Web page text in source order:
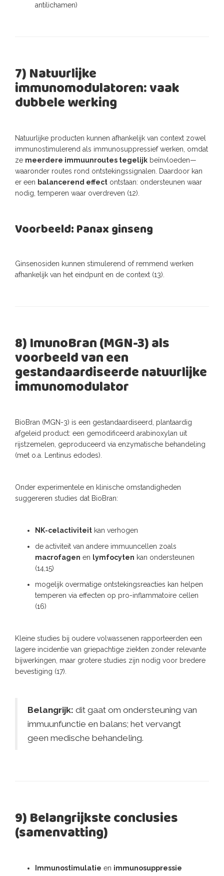
antilichamen)
7) Natuurlijke
immunomodulatoren: vaak
dubbele werking
Natuurlijke producten kunnen afhankelijk van context zowel
immunostimulerend als immunosuppressief werken, omdat
ze meerdere immuunroutes tegelijk beïnvloeden—
waaronder routes rond ontstekingssignalen. Daardoor kan
er een balancerend effect ontstaan: ondersteunen waar
nodig, temperen waar overdreven (12).
Voorbeeld: Panax ginseng
Ginsenosiden kunnen stimulerend of remmend werken
afhankelijk van het eindpunt en de context (13).
8) ImunoBran (MGN-3) als
voorbeeld van een
gestandaardiseerde natuurlijke
immunomodulator
BioBran (MGN-3) is een gestandaardiseerd, plantaardig
afgeleid product: een gemodificeerd arabinoxylan uit
rijstzemelen, geproduceerd via enzymatische behandeling
(met o.a. Lentinus edodes).
Onder experimentele en klinische omstandigheden
suggereren studies dat BioBran:
NK-celactiviteit kan verhogen
de activiteit van andere immuuncellen zoals
macrofagen en lymfocyten kan ondersteunen
(14,15)
mogelijk overmatige ontstekingsreacties kan helpen
temperen via effecten op pro-inflammatoire cellen
(16)
Kleine studies bij oudere volwassenen rapporteerden een
lagere incidentie van griepachtige ziekten zonder relevante
bijwerkingen, maar grotere studies zijn nodig voor bredere
bevestiging (17).
Belangrijk: dit gaat om ondersteuning van
immuunfunctie en balans; het vervangt
geen medische behandeling.
9) Belangrijkste conclusies
(samenvatting)
Immunostimulatie en immunosuppressie